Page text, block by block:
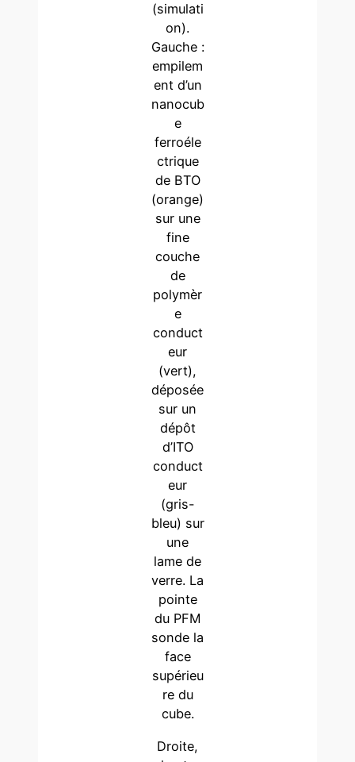
(simulati
on).
Gauche :
empilem
ent d’un
nanocub
e
ferroéle
ctrique
de BTO
(orange)
sur une
fine
couche
de
polymèr
e
conduct
eur
(vert),
déposée
sur un
dépôt
d’ITO
conduct
eur
(gris-
bleu) sur
une
lame de
verre. La
pointe
du PFM
sonde la
face
supérieu
re du
cube.
Droite,